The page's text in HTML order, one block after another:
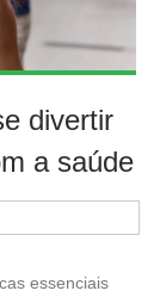
divertir
a saúde
essenciais